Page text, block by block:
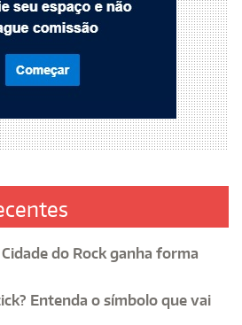
do Rock ganha forma
Entenda o símbolo que vai